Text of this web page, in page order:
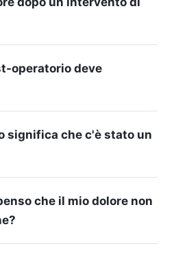
operatorio deve
significa che c'è stato un
che il mio dolore non